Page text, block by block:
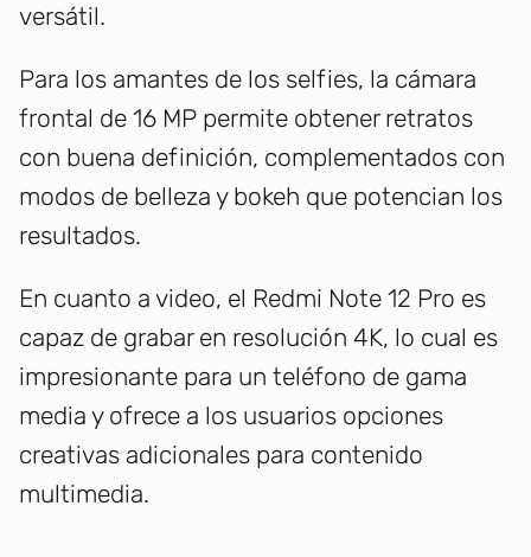
versátil.
Para los amantes de los selfies, la cámara
frontal de 16 MP permite obtener retratos
con buena definición, complementados con
modos de belleza y bokeh que potencian los
resultados.
En cuanto a video, el Redmi Note 12 Pro es
capaz de grabar en resolución 4K, lo cual es
impresionante para un teléfono de gama
media y ofrece a los usuarios opciones
creativas adicionales para contenido
multimedia.